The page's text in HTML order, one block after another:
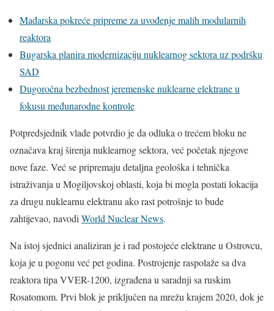
Mađarska pokreće pripreme za uvođenje malih modularnih
reaktora
Bugarska planira modernizaciju nuklearnog sektora uz podršku
SAD
Dugoročna bezbednost jeremenske nuklearne elektrane u
fokusu međunarodne kontrole
Potpredsjednik vlade potvrdio je da odluka o trećem bloku ne
označava kraj širenja nuklearnog sektora, već početak njegove
nove faze. Već se pripremaju detaljna geološka i tehnička
istraživanja u Mogiljovskoj oblasti, koja bi mogla postati lokacija
za drugu nuklearnu elektranu ako rast potrošnje to bude
zahtijevao, navodiWorld Nuclear News.
Na istoj sjednici analiziran je i rad postojeće elektrane u Ostrovcu,
koja je u pogonu već pet godina. Postrojenje raspolaže sa dva
reaktora tipa VVER-1200, izgrađena u saradnji sa ruskim
Rosatomom. Prvi blok je priključen na mrežu krajem 2020, dok je